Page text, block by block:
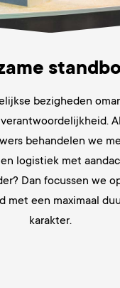
bezigheden
behandelen we
logistiek met
Dan focussen we
met een maximaal
karakter.